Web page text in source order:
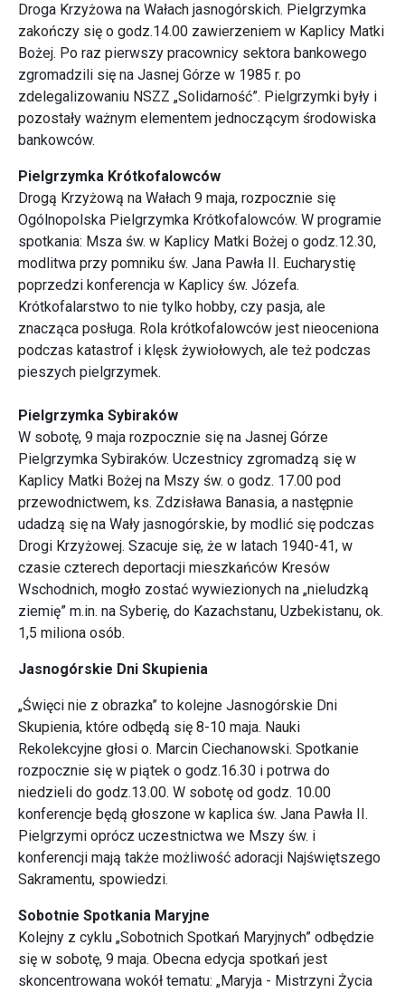
Droga Krzyżowa na Wałach jasnogórskich. Pielgrzymka
zakończy się o godz.14.00 zawierzeniem w Kaplicy Matki
Bożej. Po raz pierwszy pracownicy sektora bankowego
zgromadzili się na Jasnej Górze w 1985 r. po
zdelegalizowaniu NSZZ „Solidarność”. Pielgrzymki były i
pozostały ważnym elementem jednoczącym środowiska
bankowców.
Pielgrzymka Krótkofalowców
Drogą Krzyżową na Wałach 9 maja, rozpocznie się
Ogólnopolska Pielgrzymka Krótkofalowców. W programie
spotkania: Msza św. w Kaplicy Matki Bożej o godz.12.30,
modlitwa przy pomniku św. Jana Pawła II. Eucharystię
poprzedzi konferencja w Kaplicy św. Józefa.
Krótkofalarstwo to nie tylko hobby, czy pasja, ale
znacząca posługa. Rola krótkofalowców jest nieoceniona
podczas katastrof i klęsk żywiołowych, ale też podczas
pieszych pielgrzymek.
Pielgrzymka Sybiraków
W sobotę, 9 maja rozpocznie się na Jasnej Górze
Pielgrzymka Sybiraków. Uczestnicy zgromadzą się w
Kaplicy Matki Bożej na Mszy św. o godz. 17.00 pod
przewodnictwem, ks. Zdzisława Banasia, a następnie
udadzą się na Wały jasnogórskie, by modlić się podczas
Drogi Krzyżowej. Szacuje się, że w latach 1940-41, w
czasie czterech deportacji mieszkańców Kresów
Wschodnich, mogło zostać wywiezionych na „nieludzką
ziemię” m.in. na Syberię, do Kazachstanu, Uzbekistanu, ok.
1,5 miliona osób.
Jasnogórskie Dni Skupienia
„Święci nie z obrazka” to kolejne Jasnogórskie Dni
Skupienia, które odbędą się 8-10 maja. Nauki
Rekolekcyjne głosi o. Marcin Ciechanowski. Spotkanie
rozpocznie się w piątek o godz.16.30 i potrwa do
niedzieli do godz.13.00. W sobotę od godz. 10.00
konferencje będą głoszone w kaplica św. Jana Pawła II.
Pielgrzymi oprócz uczestnictwa we Mszy św. i
konferencji mają także możliwość adoracji Najświętszego
Sakramentu, spowiedzi.
Sobotnie Spotkania Maryjne
Kolejny z cyklu „Sobotnich Spotkań Maryjnych” odbędzie
się w sobotę, 9 maja. Obecna edycja spotkań jest
skoncentrowana wokół tematu: „Maryja - Mistrzyni Życia